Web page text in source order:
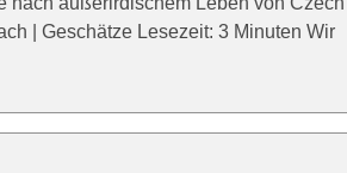
| Geschätze Lesezeit: 3 Minuten Wir